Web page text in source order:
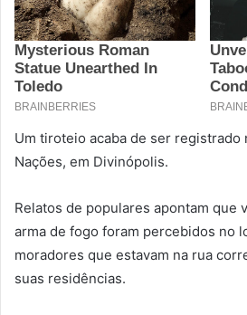
Um tiroteio acaba de ser registrado
Nações, em Divinópolis.
Relatos de populares apontam que
arma de fogo foram percebidos no
moradores que estavam na rua
suas residências.